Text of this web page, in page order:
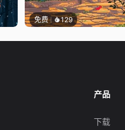
免费 129
产品
下载